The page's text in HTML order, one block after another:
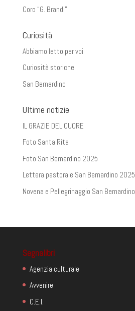
Coro “G. Brandi”
Curiosità
Abbiamo letto per voi
Curiosità storiche
San Bernardino
Ultime notizie
IL GRAZIE DEL CUORE
Foto Santa Rita
Foto San Bernardino 2025
Lettera pastorale San Bernardino 2025
Novena e Pellegrinaggio San Bernardino
Segnalibri
Agenzia culturale
Avvenire
C.E.I.